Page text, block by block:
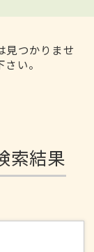
見つかりませ
い。
索結果